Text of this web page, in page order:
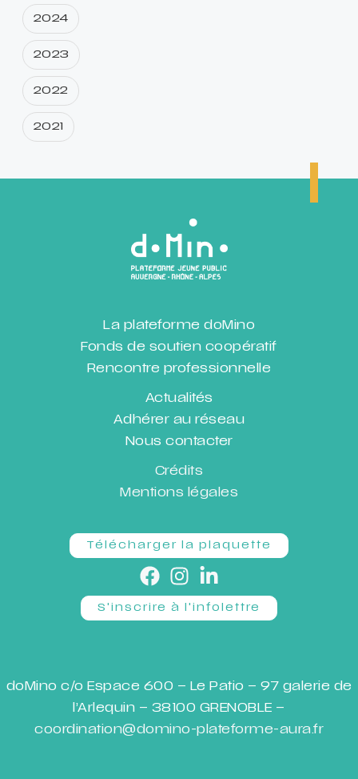
2024
2023
2022
2021
La plateforme doMino
Fonds de soutien coopératif
Rencontre professionnelle
Actualités
Adhérer au réseau
Nous contacter
Crédits
Mentions légales
Télécharger la plaquette
S'inscrire à l'infolettre
doMino c/o Espace 600 – Le Patio – 97 galerie de
l’Arlequin – 38100 GRENOBLE –
coordination@domino-plateforme-aura.fr